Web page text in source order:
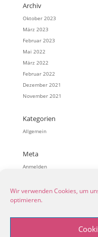
Wir verwenden Cookies, um
optimieren.
Archiv
Oktober 2023
März 2023
Februar 2023
Mai 2022
März 2022
Februar 2022
Dezember 2021
November 2021
Kategorien
Allgemein
Meta
Anmelden
Kommentar-Feed
WordPress.org